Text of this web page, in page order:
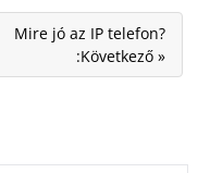
Mire jó az IP telefon?
:Következő »